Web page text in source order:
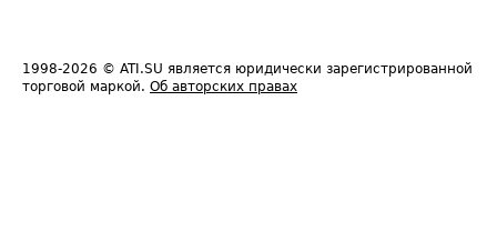
1998-2026 © ATI.SU является юридически зарегистрированной
торговой маркой. Об авторских правах